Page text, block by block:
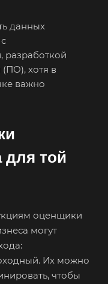
данных
разработкой
хотя в
важно
для той
оценщики
могут
Их можно
чтобы